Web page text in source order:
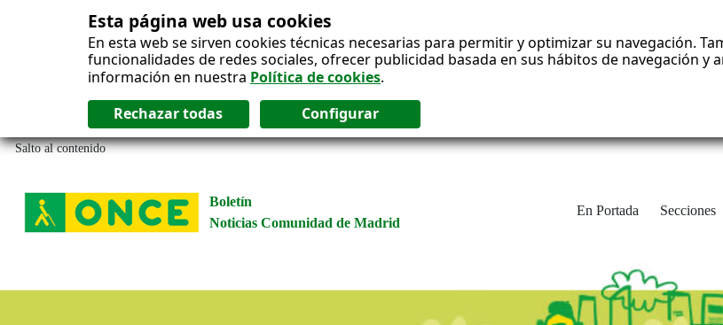
Esta página web usa cookies
En esta web se sirven cookies técnicas necesarias para permitir y optimizar su navegación.
funcionalidades de redes sociales, ofrecer publicidad basada en sus hábitos de navegación
información en nuestra Política de cookies.
Salto al contenido
Boletín
Noticias Comunidad de Madrid
En Portada Secciones